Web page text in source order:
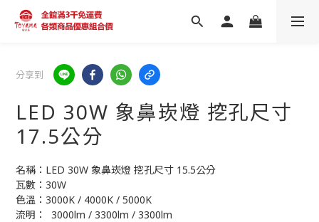
分享到
LED 30W 象鼻崁燈 挖孔尺寸
17.5公分
名稱：LED 30W 象鼻崁燈 挖孔尺寸 15.5公分
瓦數：30W
色溫：3000K / 4000K / 5000K
流明：  3000lm / 3300lm / 3300lm